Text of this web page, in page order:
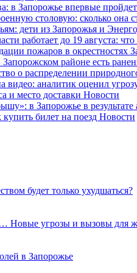
в Запорожье впервые
столовую: сколько
дети из Запорожья и
работает до 19 августа:
пожаров в
районе есть
о распределении
аналитик оценил
и место доставки Новости
в Запорожье в
билет на поезд Новости
будет только ухудшаться?
Новые угрозы и вызовы для
в Запорожье